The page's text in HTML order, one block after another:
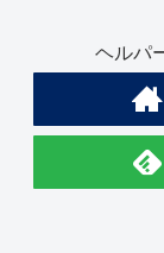
ヘルパ